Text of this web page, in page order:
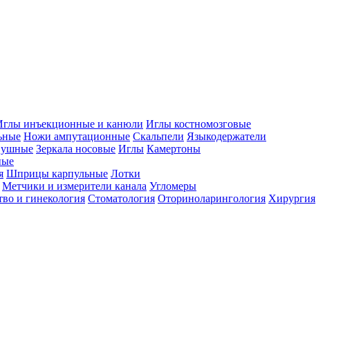
инъекционные и канюли Иглы костномозговые
Ножи ампутационные Скальпели Языкодержатели
Зеркала носовые Иглы Камертоны
Шприцы карпульные Лотки
Метчики и измерители канала Угломеры
и гинекология Стоматология Оториноларингология Хирургия